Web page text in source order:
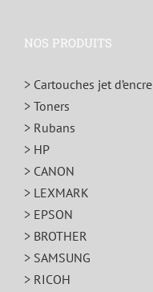
NOS PRODUITS
> Cartouches jet d’encre
> Toners
> Rubans
> HP
> CANON
> LEXMARK
> EPSON
> BROTHER
> SAMSUNG
> RICOH